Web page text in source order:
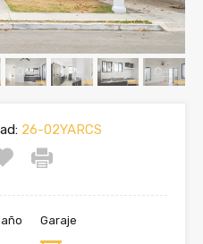
26-02YARCS
Garaje